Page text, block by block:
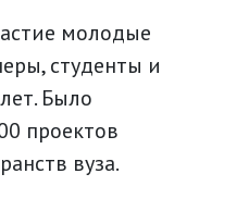
молодые
студенты и
Было
проектов
вуза.